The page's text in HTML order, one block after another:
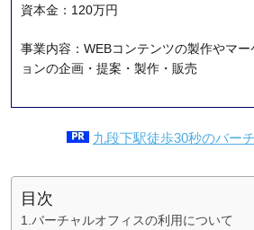
資本金：120万円
事業内容：WEBコンテンツの製作やマ
ョンの企画・提案・製作・販売
九段下駅徒歩30秒のバー
目次
1.バーチャルオフィスの利用について